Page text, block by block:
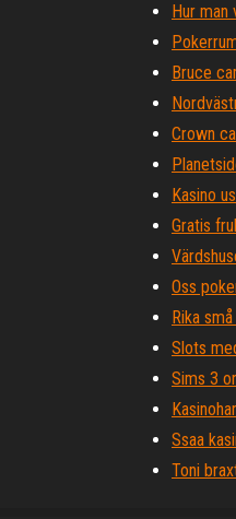
Hur man
Bruce
Crown
Kasino
Gratis
Oss
Rika
Slots
Sims 3
Ssaa
Toni